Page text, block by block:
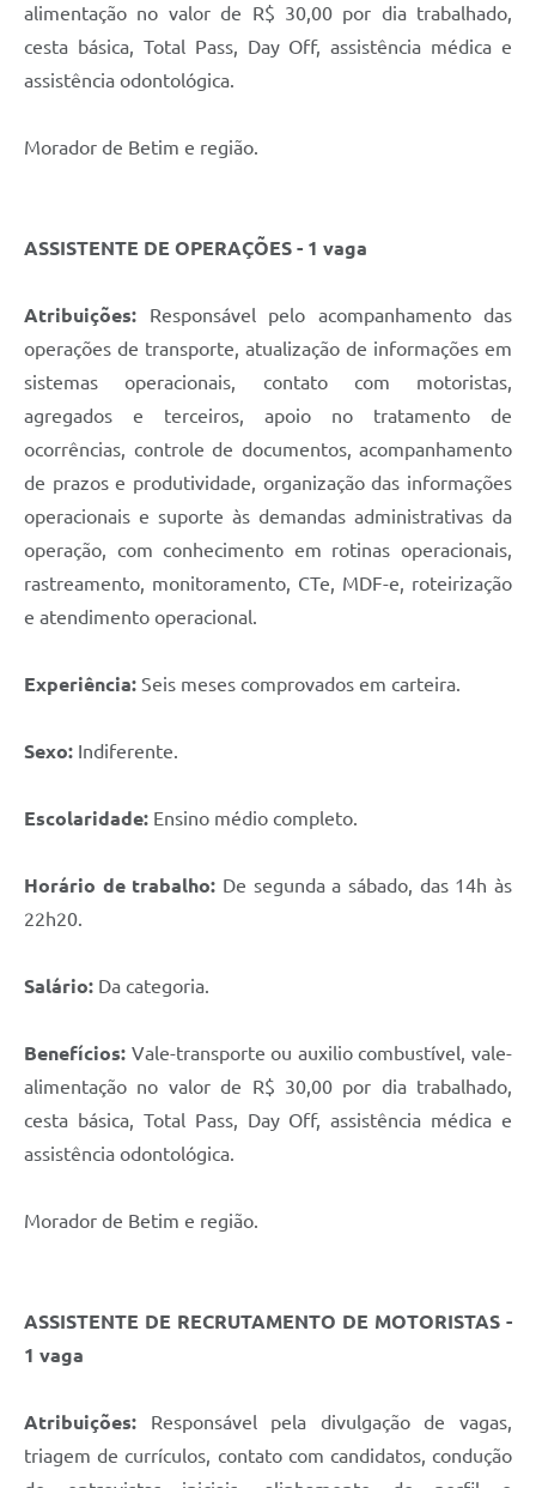
alimentação no valor de R$ 30,00 por dia trabalhado,
cesta básica, Total Pass, Day Off, assistência médica e
assistência odontológica.
Morador de Betim e região.
ASSISTENTE DE OPERAÇÕES - 1 vaga
Atribuições: Responsável pelo acompanhamento das
operações de transporte, atualização de informações em
sistemas operacionais, contato com motoristas,
agregados e terceiros, apoio no tratamento de
ocorrências, controle de documentos, acompanhamento
de prazos e produtividade, organização das informações
operacionais e suporte às demandas administrativas da
operação, com conhecimento em rotinas operacionais,
rastreamento, monitoramento, CTe, MDF-e, roteirização
e atendimento operacional.
Experiência: Seis meses comprovados em carteira.
Sexo: Indiferente.
Escolaridade: Ensino médio completo.
Horário de trabalho: De segunda a sábado, das 14h às
22h20.
Salário: Da categoria.
Benefícios: Vale-transporte ou auxilio combustível, vale-
alimentação no valor de R$ 30,00 por dia trabalhado,
cesta básica, Total Pass, Day Off, assistência médica e
assistência odontológica.
Morador de Betim e região.
ASSISTENTE DE RECRUTAMENTO DE MOTORISTAS -
1 vaga
Atribuições: Responsável pela divulgação de vagas,
triagem de currículos, contato com candidatos, condução